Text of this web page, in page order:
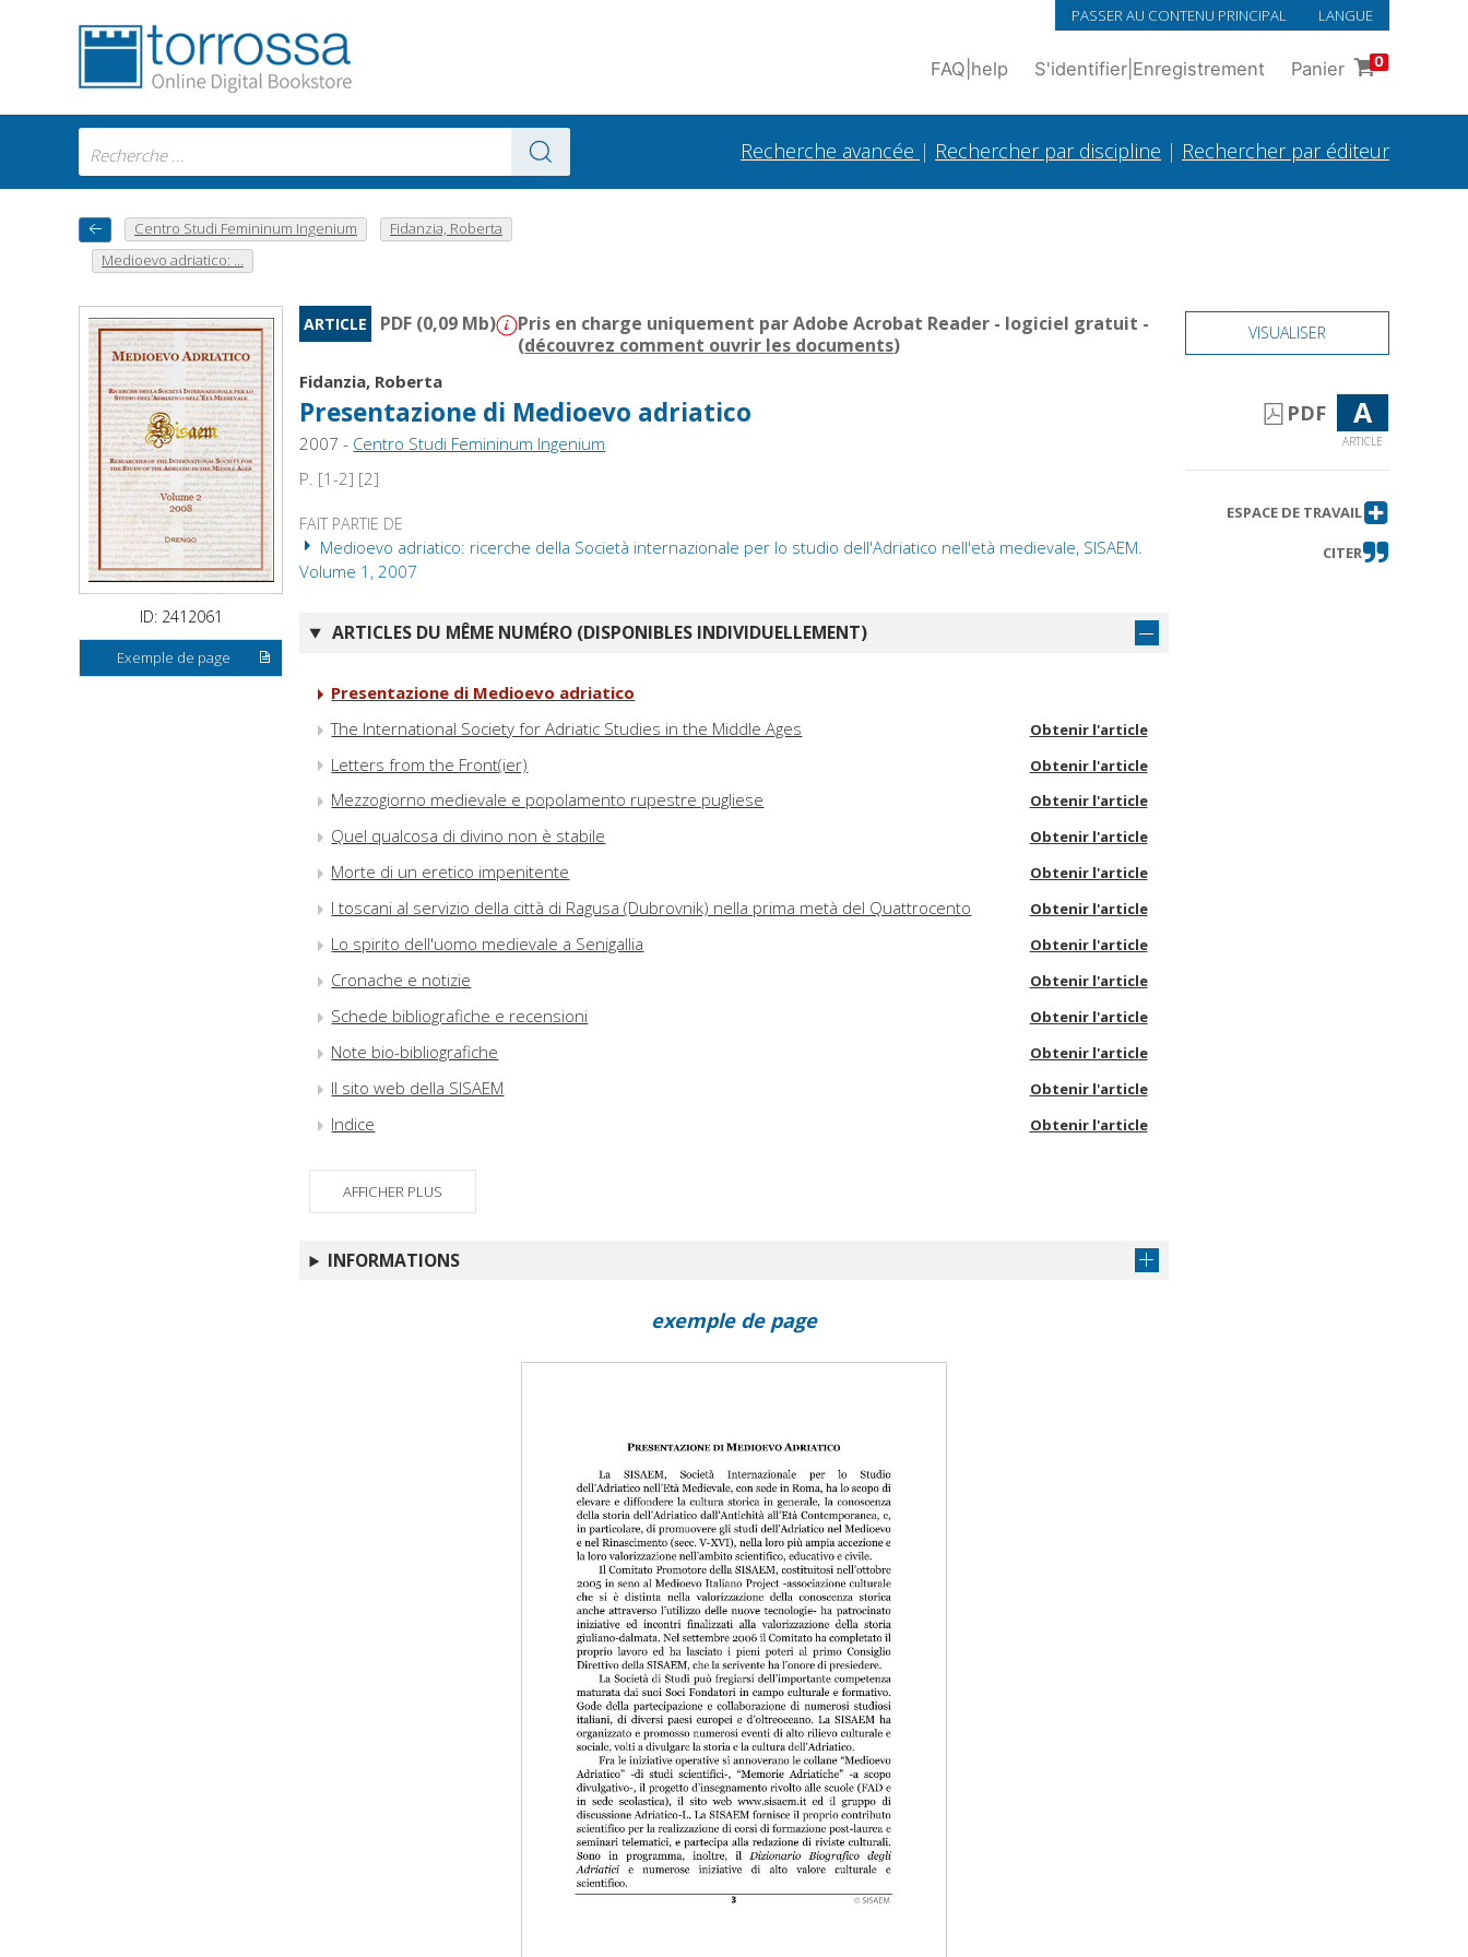
PASSER AU CONTENU PRINCIPAL LANGUE
FAQ help S'identifier Enregistrement Panier 0
Recherche avancée | Rechercher par discipline | Rechercher par éditeur
Centro Studi Femininum Ingenium
Fidanzia, Roberta
Medioevo adriatico: ...
ID: 2412061
Exemple de page
ARTICLE PDF (0,09 Mb)
Pris en charge uniquement par Adobe Acrobat Reader - logiciel gratuit -
(découvrez comment ouvrir les documents)
Fidanzia, Roberta
Presentazione di Medioevo adriatico
2007 - Centro Studi Femininum Ingenium
P. [1-2] [2]
FAIT PARTIE DE
Medioevo adriatico: ricerche della Società internazionale per lo studio dell'Adriatico nell'età medievale, SISAEM.
Volume 1, 2007
ARTICLES DU MÊME NUMÉRO (DISPONIBLES INDIVIDUELLEMENT)
Presentazione di Medioevo adriatico
The International Society for Adriatic Studies in the Middle Ages
Obtenir l'article
Letters from the Front(ier) Obtenir l'article
Mezzogiorno medievale e popolamento rupestre pugliese Obtenir l'article
Quel qualcosa di divino non è stabile Obtenir l'article
Morte di un eretico impenitente Obtenir l'article
I toscani al servizio della città di Ragusa (Dubrovnik) nella prima metà del Quattrocento Obtenir l'article
Lo spirito dell'uomo medievale a Senigallia Obtenir l'article
Cronache e notizie Obtenir l'article
Schede bibliografiche e recensioni Obtenir l'article
Note bio-bibliografiche Obtenir l'article
Il sito web della SISAEM Obtenir l'article
Indice Obtenir l'article
AFFICHER PLUS
INFORMATIONS
VISUALISER
PDF A
ARTICLE
ESPACE DE TRAVAIL
CITER
exemple de page